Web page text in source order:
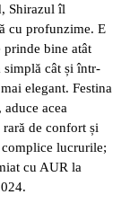
Shirazul îl
cu profunzime. E
prinde bine atât
simplă cât și într-
elegant. Festina
acea
de confort și
lucrurile;
cu AUR la